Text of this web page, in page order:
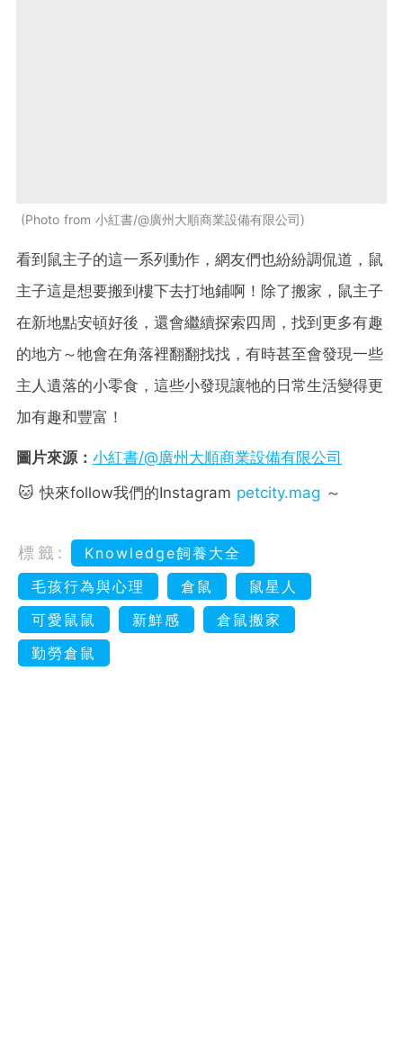
Photo from 小紅書/@廣州大順商業設備有限公司
看到鼠主子的這一系列動作，網友們也紛紛調侃道，鼠
主子這是想要搬到樓下去打地鋪啊！除了搬家，鼠主子
在新地點安頓好後，還會繼續探索四周，找到更多有趣
的地方～牠會在角落裡翻翻找找，有時甚至會發現一些
主人遺落的小零食，這些小發現讓牠的日常生活變得更
加有趣和豐富！
圖片來源： 小紅書/@廣州大順商業設備有限公司
🐱 快來follow我們的Instagram petcity.mag ～
標籤:
Knowledge飼養大全
毛孩行為與心理
倉鼠
鼠星人
可愛鼠鼠
新鮮感
倉鼠搬家
勤勞倉鼠